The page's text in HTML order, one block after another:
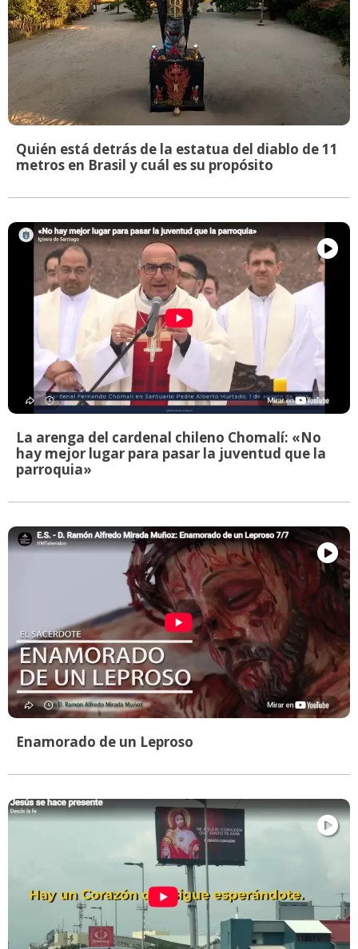
Quién está detrás de la estatua del diablo de 11
metros en Brasil y cuál es su propósito
La arenga del cardenal chileno Chomalí: «No
hay mejor lugar para pasar la juventud que la
parroquia»
Enamorado de un Leproso